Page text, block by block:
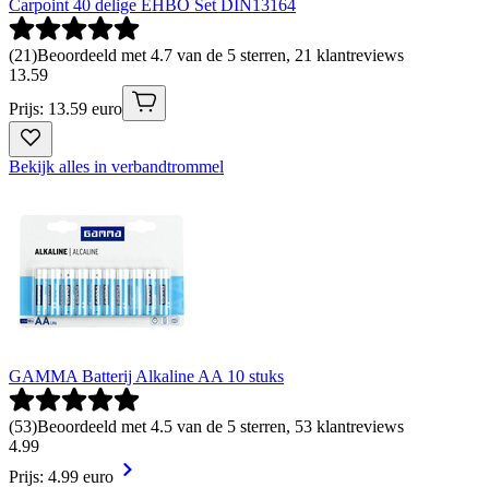
Carpoint 40 delige EHBO Set DIN13164
(21)Beoordeeld met 4.7 van de 5 sterren, 21 klantreviews
13.59
Prijs: 13.59 euro
Bekijk alles in verbandtrommel
GAMMA Batterij Alkaline AA 10 stuks
(53)Beoordeeld met 4.5 van de 5 sterren, 53 klantreviews
4.99
Prijs: 4.99 euro